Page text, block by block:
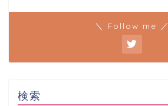
＼ Follow me ／
検索